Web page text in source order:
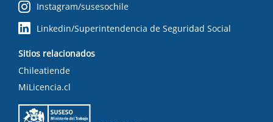
Instagram/susesochile
Linkedin/Superintendencia de Seguridad Social
Sitios relacionados
Chileatiende
MiLicencia.cl